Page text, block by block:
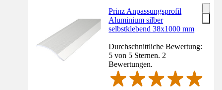
Prinz Anpassungsprofil
Aluminium silber
selbstklebend 38x1000 mm
Durchschnittliche Bewertung:
5 von 5 Sternen. 2
Bewertungen.